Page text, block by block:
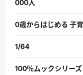
000人
0歳からはじめる 子
1/64
100％ムックシリー